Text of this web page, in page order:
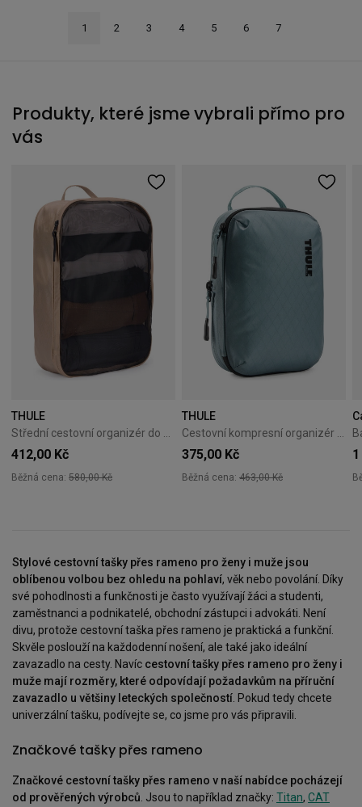
1 2 3 4 5 6 7
Produkty, které jsme vybrali přímo pro
vás
THULE
Střední cestovní organizér do kufru Thule Packing Cube M - gentle beige
412,00 Kč
Běžná cena: 580,00 Kč
THULE
Cestovní kompresní organizér Thule PackingCube S Pond Gray
375,00 Kč
Běžná cena: 463,00 Kč
Stylové cestovní tašky přes rameno pro ženy i muže jsou
oblíbenou volbou bez ohledu na pohlaví, věk nebo povolání. Díky
své pohodlnosti a funkčnosti je často využívají žáci a studenti,
zaměstnanci a podnikatelé, obchodní zástupci i advokáti. Není
divu, protože cestovní taška přes rameno je praktická a funkční.
Skvěle poslouží na každodenní nošení, ale také jako ideální
zavazadlo na cesty. Navíc cestovní tašky přes rameno pro ženy i
muže mají rozměry, které odpovídají požadavkům na příruční
zavazadlo u většiny leteckých společností. Pokud tedy chcete
univerzální tašku, podívejte se, co jsme pro vás připravili.
Značkové tašky přes rameno
Značkové cestovní tašky přes rameno v naší nabídce pocházejí
od prověřených výrobců. Jsou to například značky: Titan, CAT